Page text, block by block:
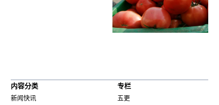
内容分类
新闻快讯
专栏
五更